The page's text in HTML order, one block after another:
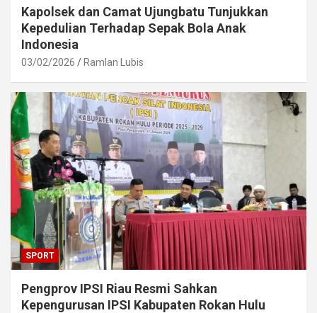
Kapolsek dan Camat Ujungbatu Tunjukkan
Kepedulian Terhadap Sepak Bola Anak
Indonesia
03/02/2026 Ramlan Lubis
SPORT
Pengprov IPSI Riau Resmi Sahkan
Kepengurusan IPSI Kabupaten Rokan Hulu